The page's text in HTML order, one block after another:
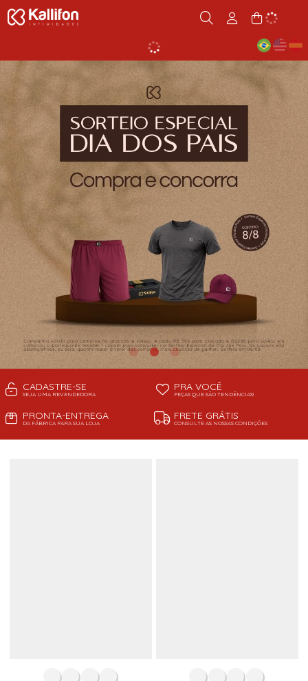
CADASTRE-SE
SEJA UMA REVENDEDORA
PRA VOCÊ
PEÇAS QUE SÃO TENDÊNCIAS!
PRONTA-ENTREGA
DA FÁBRICA PARA SUA LOJA
FRETE GRÁTIS
CONSULTE AS NOSSAS CONDIÇÕES